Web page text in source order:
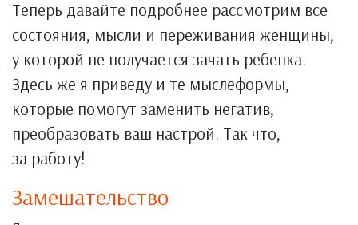
Теперь давайте подробнее рассмотрим все
состояния, мысли и переживания женщины,
у которой не получается зачать ребенка.
Здесь же я приведу и те мыслеформы,
которые помогут заменить негатив,
преобразовать ваш настрой. Так что,
за работу!
Замешательство